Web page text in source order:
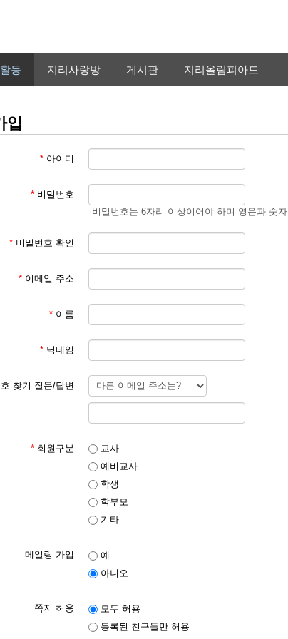
동 지리사랑방 게시판 지리올림피아드
입
* 아이디
* 비밀번호
비밀번호는 6자리 이상이어야 하며 영문과 숫
* 비밀번호 확인
* 이메일 주소
* 이름
* 닉네임
찾기 질문/답변
* 회원구분
교사
예비교사
학생
학부모
기타
메일링 가입
예
아니오
쪽지 허용
모두 허용
등록된 친구들만 허용